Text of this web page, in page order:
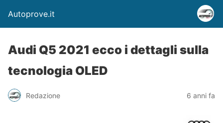
Autoprove.it
Audi Q5 2021 ecco i dettagli sulla
tecnologia OLED
Redazione 6 anni fa